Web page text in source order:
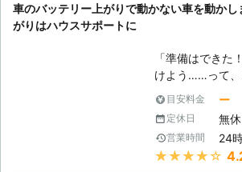
た状態でエアコ
ッテリーの劣化 上記がバッテリー上
がりの原因とな
っ！これが原因
ありましたでし
況を避けるため
くださいませ。 ●ジャンプスタート
による復旧！適
車のバッテリー上がりで動かない車を動かし
がりはハウスサポートに
「準備はできた
けよう……って、
い！」 その車、もしかしたら長期間
車を動かしてい
せんか？エンジ
バッテリー上が
ん。 車は長いこと運転しないで放置
目安料金 ー
定休日 無休
営業時間 24
★★★★★